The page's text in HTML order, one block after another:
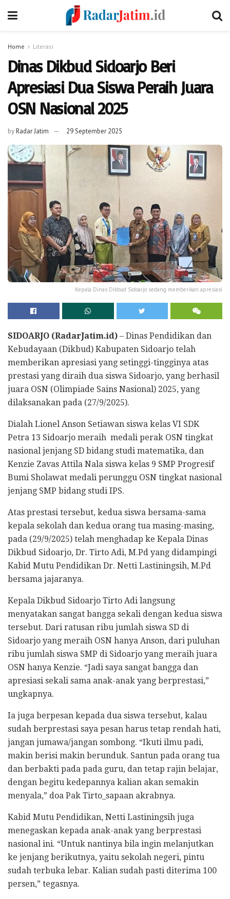
Home Literasi
Dinas Dikbud Sidoarjo Beri
Apresiasi Dua Siswa Peraih Juara
OSN Nasional 2025
byRadar Jatim 29 September 2025
Kepala Dinas Dikbud Sidoarjo sedang memberikan apresiasi
SIDOARJO (RadarJatim.id) – Dinas Pendidikan dan
Kebudayaan (Dikbud) Kabupaten Sidoarjo telah
memberikan apresiasi yang setinggi-tingginya atas
prestasi yang diraih dua siswa Sidoarjo, yang berhasil
juara OSN (Olimpiade Sains Nasional) 2025, yang
dilaksanakan pada (27/9/2025).
Dialah Lionel Anson Setiawan siswa kelas VI SDK
Petra 13 Sidoarjo meraih medali perak OSN tingkat
nasional jenjang SD bidang studi matematika, dan
Kenzie Zavas Attila Nala siswa kelas 9 SMP Progresif
Bumi Sholawat medali perunggu OSN tingkat nasional
jenjang SMP bidang studi IPS.
Atas prestasi tersebut, kedua siswa bersama-sama
kepala sekolah dan kedua orang tua masing-masing,
pada (29/9/2025) telah menghadap ke Kepala Dinas
Dikbud Sidoarjo, Dr. Tirto Adi, M.Pd yang didampingi
Kabid Mutu Pendidikan Dr. Netti Lastiningsih, M.Pd
bersama jajaranya.
Kepala Dikbud Sidoarjo Tirto Adi langsung
menyatakan sangat bangga sekali dengan kedua siswa
tersebut. Dari ratusan ribu jumlah siswa SD di
Sidoarjo yang meraih OSN hanya Anson, dari puluhan
ribu jumlah siswa SMP di Sidoarjo yang meraih juara
OSN hanya Kenzie. “Jadi saya sangat bangga dan
apresiasi sekali sama anak-anak yang berprestasi,”
ungkapnya.
Ia juga berpesan kepada dua siswa tersebut, kalau
sudah berprestasi saya pesan harus tetap rendah hati,
jangan jumawa/jangan sombong. “Ikuti ilmu padi,
makin berisi makin berunduk. Santun pada orang tua
dan berbakti pada pada guru, dan tetap rajin belajar,
dengan begitu kedepannya kalian akan semakin
menyala,” doa Pak Tirto_sapaan akrabnya.
Kabid Mutu Pendidikan, Netti Lastiningsih juga
menegaskan kepada anak-anak yang berprestasi
nasional ini. “Untuk nantinya bila ingin melanjutkan
ke jenjang berikutnya, yaitu sekolah negeri, pintu
sudah terbuka lebar. Kalian sudah pasti diterima 100
persen,” tegasnya.